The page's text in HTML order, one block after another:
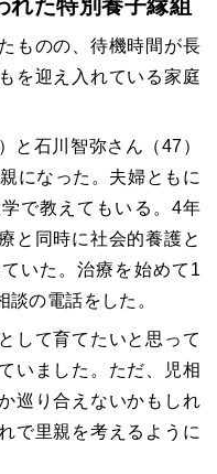
れた特別養子縁組
ものの、待機時間が長
を迎え入れている家庭
と石川智弥さん（47）
になった。夫婦ともに
で教えてもいる。4年
と同時に社会的養護と
いた。治療を始めて1
の電話をした。
して育てたいと思って
いました。ただ、児相
巡り合えないかもしれ
で里親を考えるように